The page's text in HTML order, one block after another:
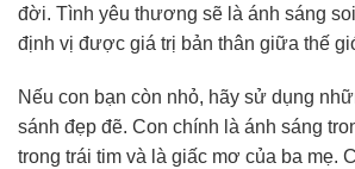
đời. Tình yêu thương sẽ là ánh sáng
định vị được giá trị bản thân giữa thế
Nếu con bạn còn nhỏ, hãy sử dụng
sánh đẹp đẽ. Con chính là ánh sáng
trong trái tim và là giấc mơ của ba mẹ.